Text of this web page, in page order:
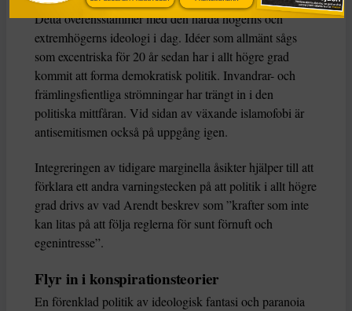
Detta överensstämmer med den hårda högerns och
extremhögerns ideologi i dag. Idéer som allmänt sågs
som excentriska för 20 år sedan har i allt högre grad
kommit att forma demokratisk politik. Invandrar- och
främlingsfientliga strömningar har trängt in i den
politiska mittfåran. Vid sidan av växande islamofobi är
antisemitismen också på uppgång igen.
Integreringen av tidigare marginella åsikter hjälper till att
förklara ett andra varningstecken på att politik i allt högre
grad drivs av vad Arendt beskrev som ”krafter som inte
kan litas på att följa reglerna för sunt förnuft och
egenintresse”.
Flyr in i konspirationsteorier
En förenklad politik av ideologisk fantasi och paranoia